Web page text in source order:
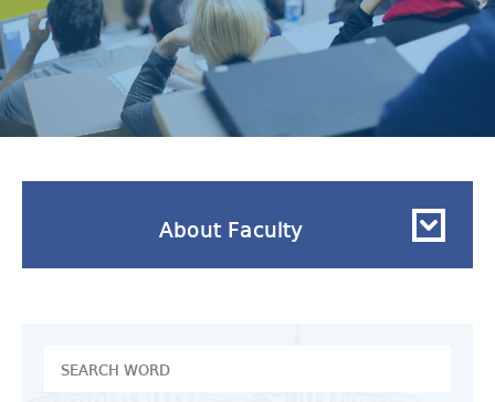
About Faculty